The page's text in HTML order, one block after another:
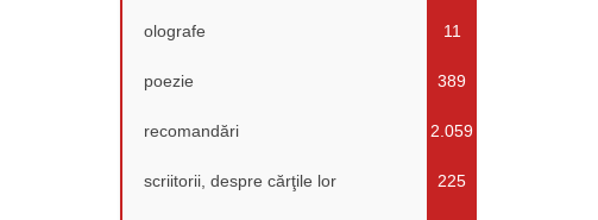
olografe 11
poezie 389
recomandări 2.059
scriitorii, despre cărţile lor 225